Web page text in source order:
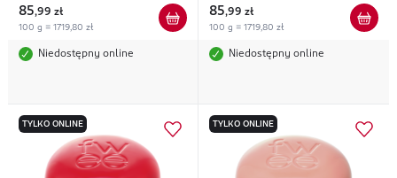
85,99 zł
100 g = 1719,80 zł
Niedostępny online
85,99 zł
100 g = 1719,80 zł
Niedostępny online
TYLKO ONLINE TYLKO ONLINE